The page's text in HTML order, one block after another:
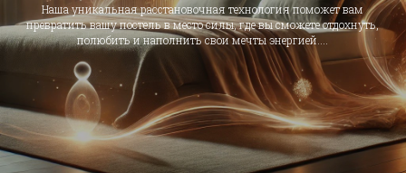
Наша уникальная расстановочная технология поможет вам
превратить вашу постель в место силы, где вы сможете отдохнуть,
полюбить и наполнить свои мечты энергией....